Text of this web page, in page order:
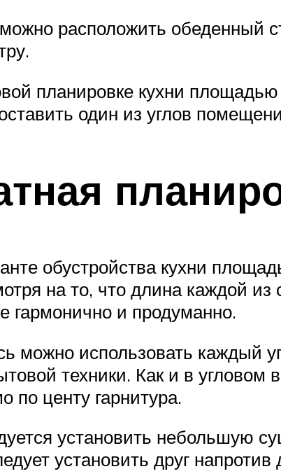
расположить обеденный
планировке кухни площадью
один из углов
обустройства кухни
на то, что длина каждой из
гармонично и продуманно.
можно использовать каждый
техники. Как и в угловом
по центу гарнитура.
установить небольшую
установить друг